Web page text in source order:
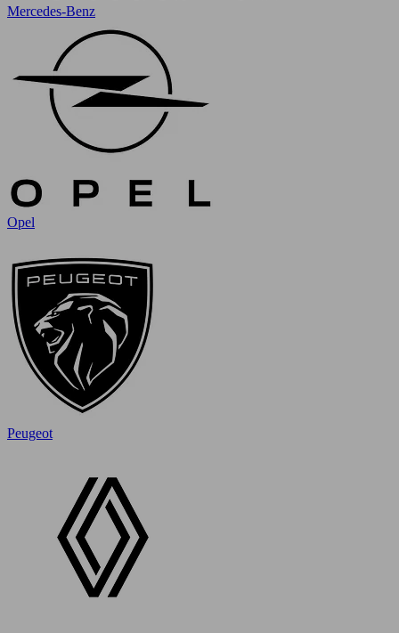
Mercedes-Benz
Opel
Peugeot